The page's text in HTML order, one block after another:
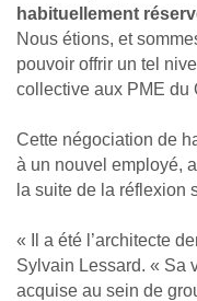
habituellement
Nous étions, et
pouvoir offrir un tel
collective aux PME du
Cette négociation de
à un nouvel employé,
la suite de la réflexion
« Il a été l’architecte
Sylvain Lessard. « Sa
acquise au sein de